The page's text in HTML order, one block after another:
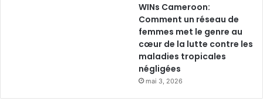
WINs Cameroon:
Comment un réseau de
femmes met le genre au
cœur de la lutte contre les
maladies tropicales
négligées
mai 3, 2026